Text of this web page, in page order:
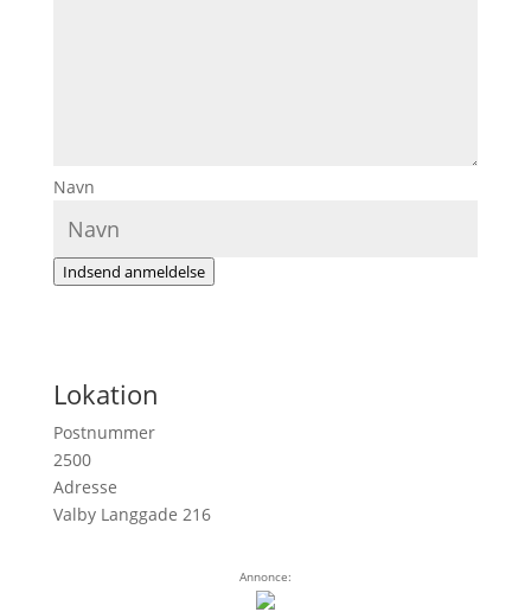
Navn
Indsend anmeldelse
Lokation
Postnummer
2500
Adresse
Valby Langgade 216
Annonce: